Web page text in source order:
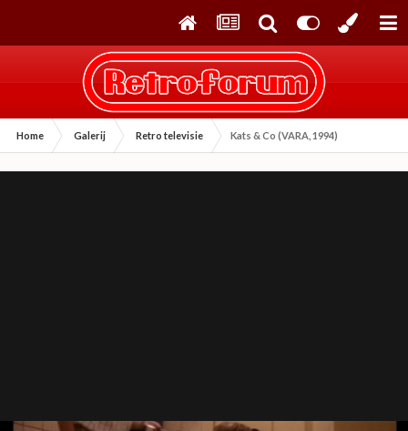
Home Galerij Retro televisie Kats & Co (VARA, 1994)